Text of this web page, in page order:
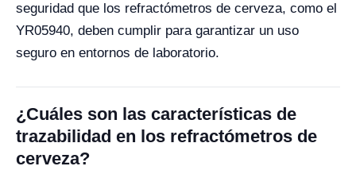
seguridad que los refractómetros de cerveza, como el
YR05940, deben cumplir para garantizar un uso
seguro en entornos de laboratorio.
¿Cuáles son las características de
trazabilidad en los refractómetros de
cerveza?